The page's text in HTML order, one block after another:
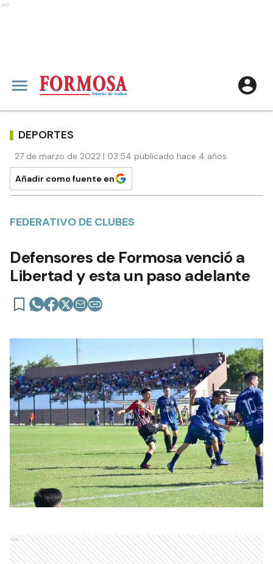
Ads
DEPORTES
27 de marzo de 2022 | 03:54 publicado hace 4 años
Añadir como fuente en
FEDERATIVO DE CLUBES
Defensores de Formosa venció a
Libertad y esta un paso adelante
Ads